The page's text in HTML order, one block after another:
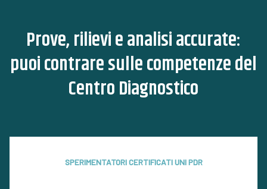
Prove, rilievi e analisi accurate:
puoi contrare sulle competenze del
Centro Diagnostico
SPERIMENTATORI CERTIFICATI UNI PDR